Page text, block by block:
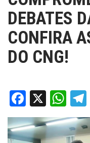
DEBATES
CONFIRA
DO CNG!
Facebook
X